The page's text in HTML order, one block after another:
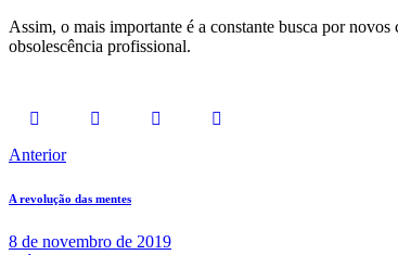
Assim, o mais importante é a constante busca por
obsolescência profissional.
Anterior
A revolução das mentes
8 de novembro de 2019